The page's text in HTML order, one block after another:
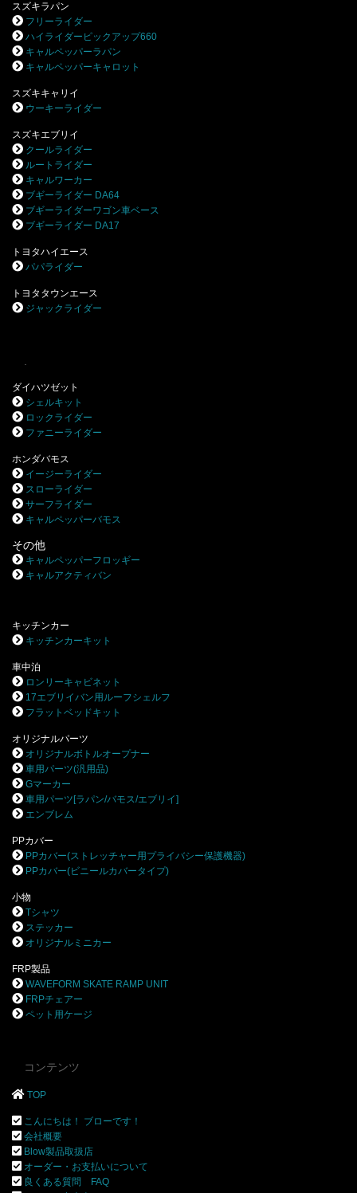
スズキラパン
フリーライダー
ハイライダーピックアップ660
キャルペッパーラパン
キャルペッパーキャロット
スズキキャリイ
ウーキーライダー
スズキエブリイ
クールライダー
ルートライダー
キャルワーカー
ブギーライダー DA64
ブギーライダーワゴン車ベース
ブギーライダー DA17
トヨタハイエース
パパライダー
トヨタタウンエース
ジャックライダー
.
ダイハツゼット
シェルキット
ロックライダー
ファニーライダー
ホンダバモス
イージーライダー
スローライダー
サーフライダー
キャルペッパーバモス
その他
キャルペッパーフロッギー
キャルアクティバン
キッチンカー
キッチンカーキット
車中泊
ロンリーキャビネット
17エブリイバン用ルーフシェルフ
フラットベッドキット
オリジナルパーツ
オリジナルボトルオープナー
車用パーツ(汎用品)
Gマーカー
車用パーツ[ラパン/バモス/エブリイ]
エンブレム
PPカバー
PPカバー(ストレッチャー用プライバシー保護機器)
PPカバー(ビニールカバータイプ)
小物
Tシャツ
ステッカー
オリジナルミニカー
FRP製品
WAVEFORM SKATE RAMP UNIT
FRPチェアー
ペット用ケージ
コンテンツ
TOP
こんにちは！ ブローです！
会社概要
Blow製品取扱店
オーダー・お支払いについて
良くある質問 FAQ